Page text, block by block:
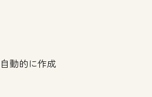
動的に作成